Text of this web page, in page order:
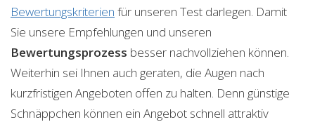
Bewertungskriterien für unseren Test darlegen. Damit
Sie unsere Empfehlungen und unseren
Bewertungsprozess besser nachvollziehen können.
Weiterhin sei Ihnen auch geraten, die Augen nach
kurzfristigen Angeboten offen zu halten. Denn günstige
Schnäppchen können ein Angebot schnell attraktiv